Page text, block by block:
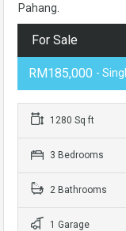
Pahang.
For Sale
RM185,000 -
1280 Sq ft
3 Bedrooms
2 Bathrooms
1 Garage